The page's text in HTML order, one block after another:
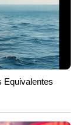
Equivalentes